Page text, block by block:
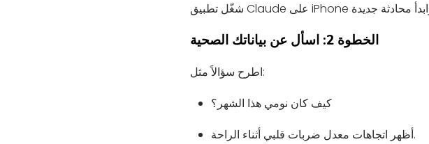
الخطوة 2: اسأل عن بياناتك الصحية
اطرح سؤالاً مثل:
كيف كان نومي هذا الشهر؟
أظهر اتجاهات معدل ضربات قلبي أثناء الراحة.